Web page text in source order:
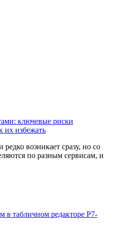
ключевые риски
их избежать
возникает сразу, но со
по разным сервисам, и
в табличном редакторе Р7-